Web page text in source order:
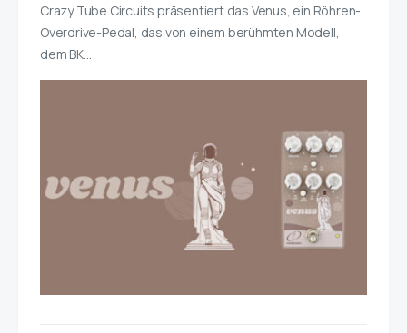
Crazy Tube Circuits präsentiert das Venus, ein Röhren-
Overdrive-Pedal, das von einem berühmten Modell,
dem BK…